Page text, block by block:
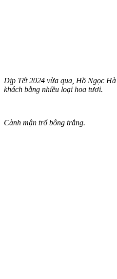
Dịp Tết 2024 vừa qua, Hồ Ngọc
khách bằng nhiều loại hoa tươi.
Cành mận trổ bông trắng.